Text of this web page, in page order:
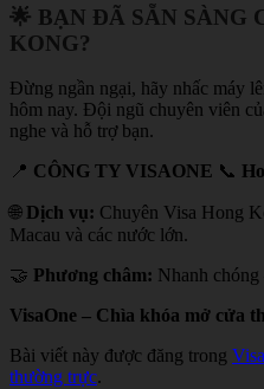
🌟 BẠN ĐÃ SẴN SÀNG
KONG?
Đừng ngần ngại, hãy nhấc máy
hôm nay. Đội ngũ chuyên viên
nghe và hỗ trợ bạn.
📍 CÔNG TY VISAONE 📞
🌐 Dịch vụ: Chuyên Visa Hong
Macau và các nước lớn.
🤝 Phương châm: Nhanh
VisaOne – Chìa khóa mở cửa
Bài viết này được đăng trong
thường trực.